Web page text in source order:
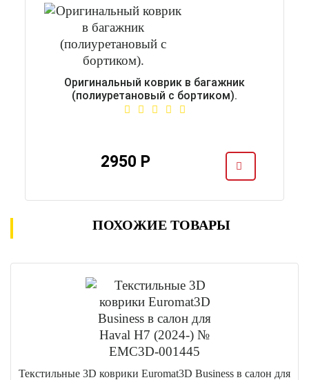
Оригинальный коврик в багажник
(полиуретановый с бортиком).
2950 Р
ПОХОЖИЕ ТОВАРЫ
Текстильные 3D коврики Euromat3D Business в салон для